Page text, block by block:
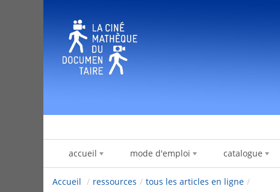
accueil mode d'emploi catalogue
Accueil / ressources / tous les articles en ligne /